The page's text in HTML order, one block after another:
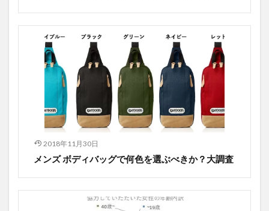
2018年11月30日
メンズ ボディバッグで何色を選ぶべきか？大調査